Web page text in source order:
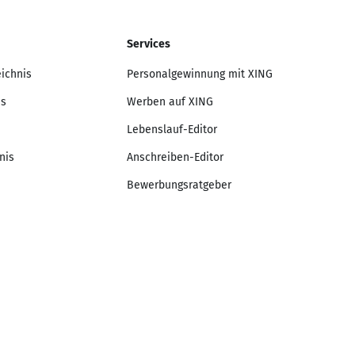
Services
Personalgewinnung mit XING
Werben auf XING
Lebenslauf-Editor
Anschreiben-Editor
Bewerbungsratgeber